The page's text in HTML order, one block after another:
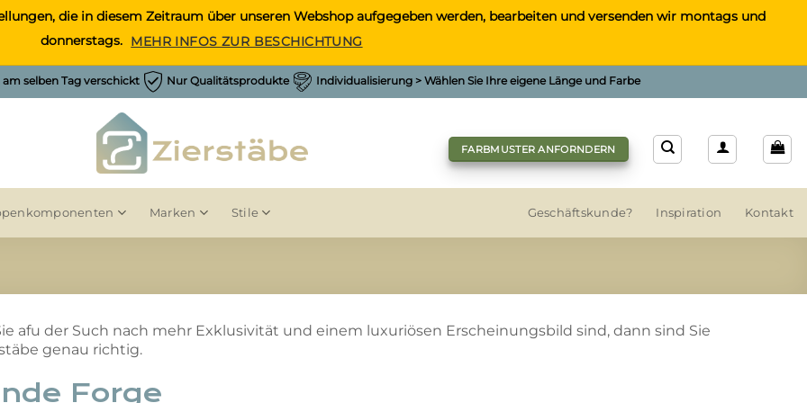
die in diesem Zeitraum über unseren Webshop aufgegeben werden, bearbeiten und versenden wir montags und
donnerstags. MEHR INFOS ZUR BESCHICHTUNG
selben Tag verschickt Nur Qualitätsprodukte Individualisierung > Wählen Sie Ihre eigene Länge und Farbe
FARBMUSTER ANFORNDERN
Marken Stile Geschäftskunde? Inspiration Kontakt
afu der Such nach mehr Exklusivität und einem luxuriösen Erscheinungsbild sind, dann sind Sie
genau richtig.
Forge